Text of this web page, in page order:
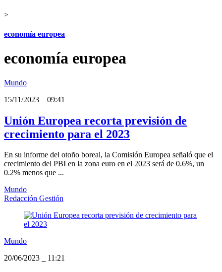
>
economía europea
economía europea
Mundo
15/11/2023
09:41
Unión Europea recorta previsión de
crecimiento para el 2023
En su informe del otoño boreal, la Comisión Europea señaló que el
crecimiento del PBI en la zona euro en el 2023 será de 0.6%, un
0.2% menos que ...
Mundo
Redacción Gestión
Mundo
20/06/2023
11:21